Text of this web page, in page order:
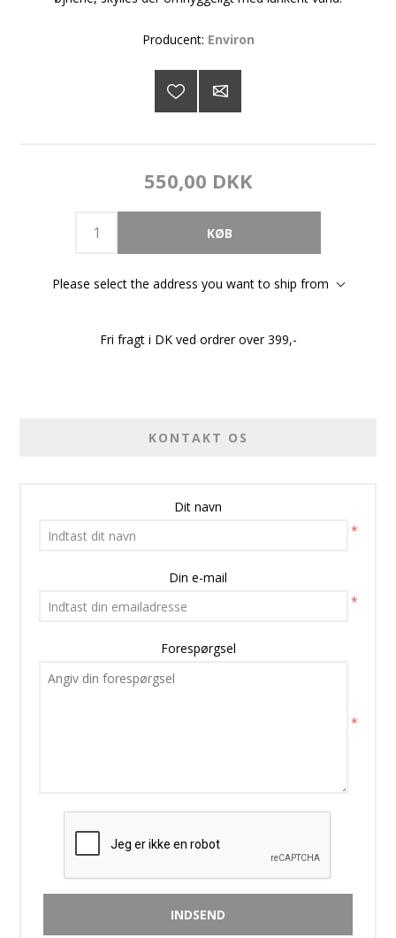
Producent: Environ
550,00 DKK
Please select the address you want to ship from
Fri fragt i DK ved ordrer over 399,-
KONTAKT OS
Dit navn
*
Din e-mail
*
Forespørgsel
*